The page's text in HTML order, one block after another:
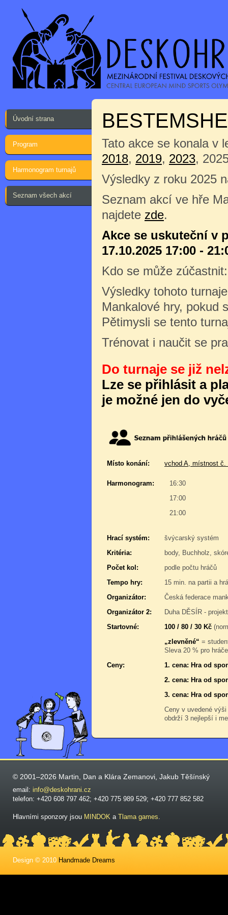
Úvodní strana
Program
Harmonogram turnajů
Seznam všech akcí
Tato akce se konala v
2018, 2019, 2023,
Výsledky z roku 2025
Seznam akcí ve hře
najdete zde.
Akce se uskuteční v
17.10.2025 17:00 -
Kdo se může
Výsledky tohoto
Mankalové hry, pokud
Pětimysli se tento
Trénovat i naučit se
Do turnaje se již
Lze se přihlásit a
je možné jen do
Místo konání: vchod A, místnost č.
Harmonogram:
16:30
17:00
21:00
Hrací systém:
švýcarský systém
Kritéria:
body, Buchholz,
Počet kol:
podle počtu hráčů
Tempo hry:
15 min. na partii a
Organizátor:
Česká federace
Organizátor 2:
Duha DĚSÍR -
Startovné:
100 / 80 / 30 Kč
„zlevněné“ =
Sleva 20 % pro
Ceny:
1. cena: Hra od
2. cena: Hra od
3. cena: Hra od
Ceny v uvedené
obdrží 3 nejlepší i
© 2001–2026 Martin, Dan a Klára Zemanovi, Jakub Těšínský
email: info@deskohrani.cz
telefon: +420 608 797 462; +420 775 989 529; +420 777 852 582
Hlavními sponzory jsou MINDOK a Tlama games.
Design © 2010 Handmade Dreams